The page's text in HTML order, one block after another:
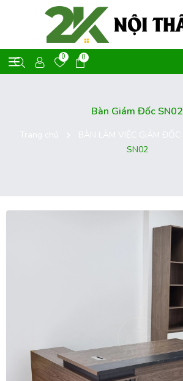
0 0
Bàn Giám Đốc SN02
SN02